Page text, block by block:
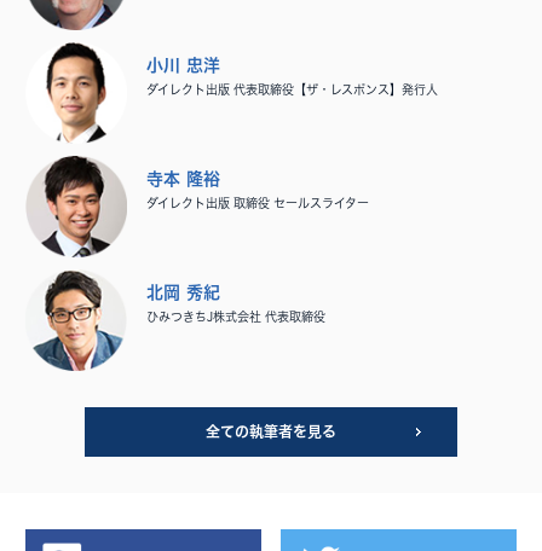
小川 忠洋
ダイレクト出版 代表取締役【ザ・レスポンス】発行人
寺本 隆裕
ダイレクト出版 取締役 セールスライター
北岡 秀紀
ひみつきちJ株式会社 代表取締役
全ての執筆者を見る